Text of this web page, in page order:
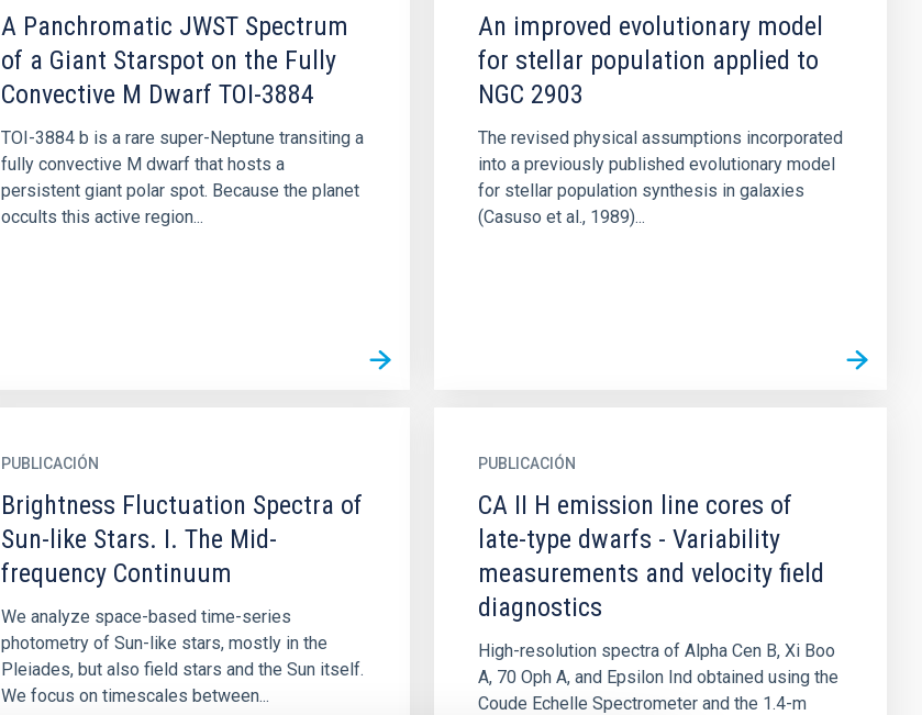
A Panchromatic JWST Spectrum
of a Giant Starspot on the Fully
Convective M Dwarf TOI-3884
TOI-3884 b is a rare super-Neptune transiting a
fully convective M dwarf that hosts a
persistent giant polar spot. Because the planet
occults this active region...
An improved evolutionary model
for stellar population applied to
NGC 2903
The revised physical assumptions incorporated
into a previously published evolutionary model
for stellar population synthesis in galaxies
(Casuso et al., 1989)...
PUBLICACIÓN
Brightness Fluctuation Spectra of
Sun-like Stars. I. The Mid-
frequency Continuum
We analyze space-based time-series
photometry of Sun-like stars, mostly in the
Pleiades, but also field stars and the Sun itself.
We focus on timescales between...
PUBLICACIÓN
CA II H emission line cores of
late-type dwarfs - Variability
measurements and velocity field
diagnostics
High-resolution spectra of Alpha Cen B, Xi Boo
A, 70 Oph A, and Epsilon Ind obtained using the
Coude Echelle Spectrometer and the 1.4-m